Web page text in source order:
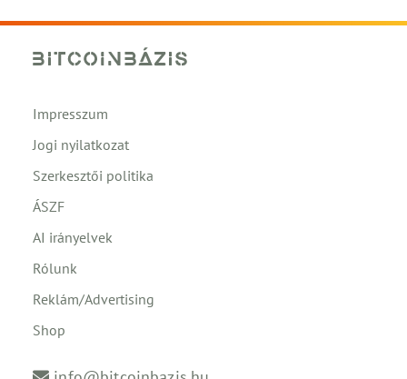
Impresszum
Jogi nyilatkozat
Szerkesztői politika
ÁSZF
AI irányelvek
Rólunk
Reklám/Advertising
Shop